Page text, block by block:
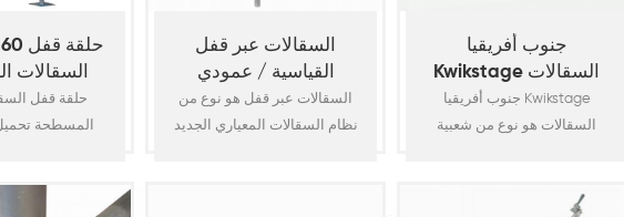
أصابع القدم ،
الط10
واحدة مما يجعلها على10
O.D60x3.5mm high grade
steel tube 10
السقالات
المسطحة
سقالات البنية
السقالات عبر قفل
القياسية / عمودي
السقالات عبر قفل هو نوع من
نظام السقالات المعياري الجديد
جنوب أفريقيا
Kwikstage السقالات
القياسيةجنوب أفريقيا Kwikstage
السقالات هو نوع من شعبية